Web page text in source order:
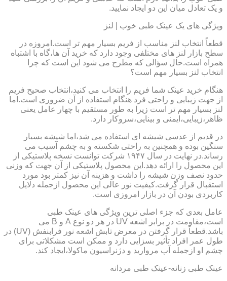
و یک تعادل میان این دو ایجاد نمایید.
ویژگی های یک عینک طبی خوب | لنز
قطعاً انتخاب لنز مناسب از فریم بسیار مهم تر است.امروزه در
سطح بازار لنز های مختلفی وجود دارد که خرید آن ها،گاه با اشتباه
همراه است.حال سؤالی که مطرح می شود این است که چرا
انتخاب لنز بسیار مهم است؟
هنگام خرید عینک شما فریم را انتخاب می کنید،انتخاب صحیح فریم
از جهت زیبایی و راحتی فرد هنگام استفاده از آن ضروری است.اما
لنز بسیار مهم تر است زیرا به طور مستقیم با چهار عامل یعنی
ظاهر،زیبایی،ایمنی و بینایی،سروکار دارد.
در قدیم از عدسی شیشه ای استفاده می شد،اما شیشه بسیار
سنگین بوده و همچنین به راحتی شکسته و به چشم آسیب می
رساند.در نهایت در سال ۱۹۴۷ شرکت توانست نسخه پلاستیکی از
این محصول را ارائه دهد.این محصول پلاستیکی از آن جهت که وزنی
حدود نصف وزن شیشه را داشت و هزینه آن نیز کمتر بود مورد
استقبال قرار گرفت.کیفیت نور عالی این محصول ازجمله دلایل
کاربردی بودن آن در بازار امروزی است.
عامل بعدی که جزء اصلی ترین ویژگی های عینک طبی
است،مقاومت در برابر اشعه UV در هر دو نوع A و B می
باشد.قطعاً قرار گرفتن در معرض تابش اشعه نور فرابنفش (UV) در
طول عمر افراد تأثیر بسزایی دارد و ممکن است مشکلاتی برای
چشم او ازجمله آب مروارید و دژنراسیون ماکولا،ایجاد کند.
عینک طبی زنانه-عینک طبی مردانه